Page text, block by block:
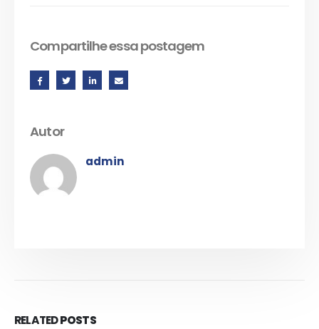
Compartilhe essa postagem
Autor
admin
RELATEDPOSTS